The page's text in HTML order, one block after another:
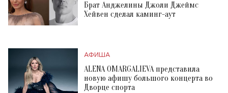
Брат Анджелины Джоли Джеймс
Хейвен сделал каминг-аут
АФИША
ALENA OMARGALIEVA представила
новую афишу большого концерта во
Дворце спорта